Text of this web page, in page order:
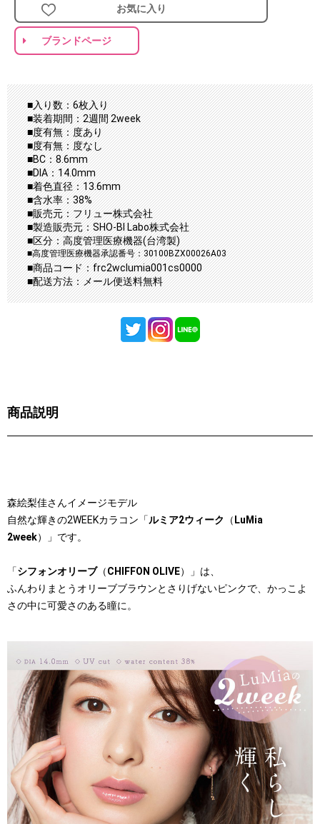
お気に入り
ブランドページ
■入り数：6枚入り
■装着期間：2週間 2week
■度有無：度あり
■度有無：度なし
■BC：8.6mm
■DIA：14.0mm
■着色直径：13.6mm
■含水率：38%
■販売元：フリュー株式会社
■製造販売元：SHO-BI Labo株式会社
■区分：高度管理医療機器(台湾製)
■高度管理医療機器承認番号：30100BZX00026A03
■商品コード：frc2wclumia001cs0000
■配送方法：メール便送料無料
商品説明
森絵梨佳さんイメージモデル
自然な輝きの2WEEKカラコン「ルミア2ウィーク （ LuMia
2week）」です。
「シフォンオリーブ（CHIFFON OLIVE）」は、
ふんわりまとうオリーブブラウンとさりげないピンクで、かっこよ
さの中に可愛さのある瞳に。